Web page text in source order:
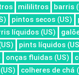
mililitros barris
pintos secos (US)
líquidos (US)
pints líquidos
onças fluidas (US)
colheres de chá